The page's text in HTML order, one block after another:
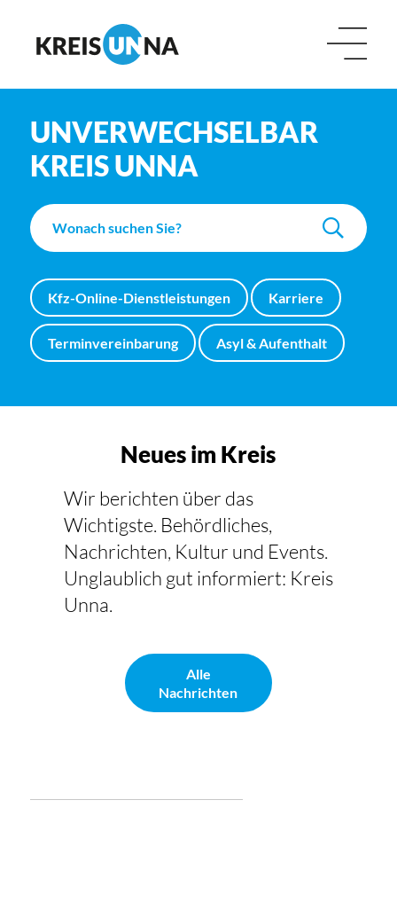
UNVERWECHSELBAR
KREIS UNNA
Kfz-Online-Dienstleistungen Karriere
Terminvereinbarung Asyl & Aufenthalt
Neues im Kreis
Wir berichten über das
Wichtigste. Behördliches,
Nachrichten, Kultur und Events.
Unglaublich gut informiert: Kreis
Unna.
Alle
Nachrichten